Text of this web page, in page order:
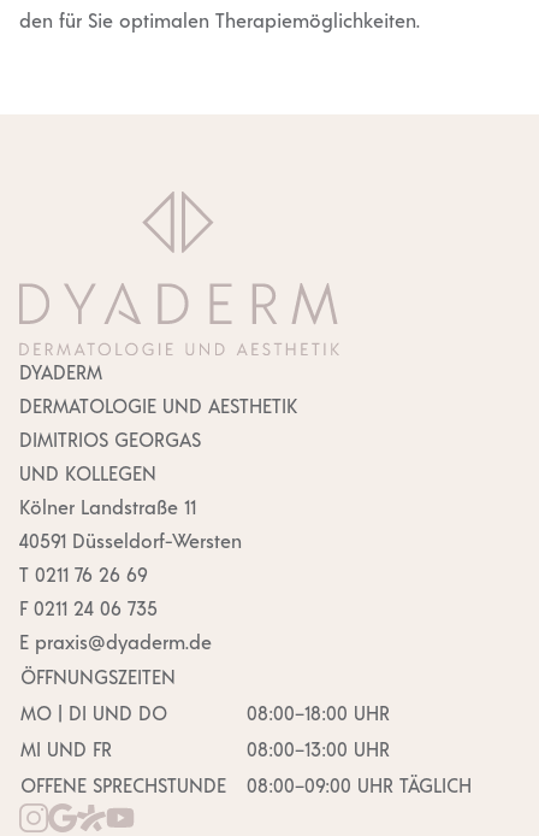
den für Sie optimalen Thera­pie­mög­lich­keiten.
DYADERM
DERMA­TOLOGIE UND AESTHETIK
DIMITRIOS GEORGAS
UND KOLLEGEN
Kölner Landstraße 11
40591 Düsseldorf-Wersten
T 0211 76 26 69
F 0211 24 06 735
E praxis@​dyaderm.​de
ÖFFNUNGS­ZEITEN
MO | DI UND DO
08:00–18:00 UHR
MI UND FR
08:00–13:00 UHR
OFFENE SPRECH­STUNDE
08:00–09:00 UHR TÄGLICH